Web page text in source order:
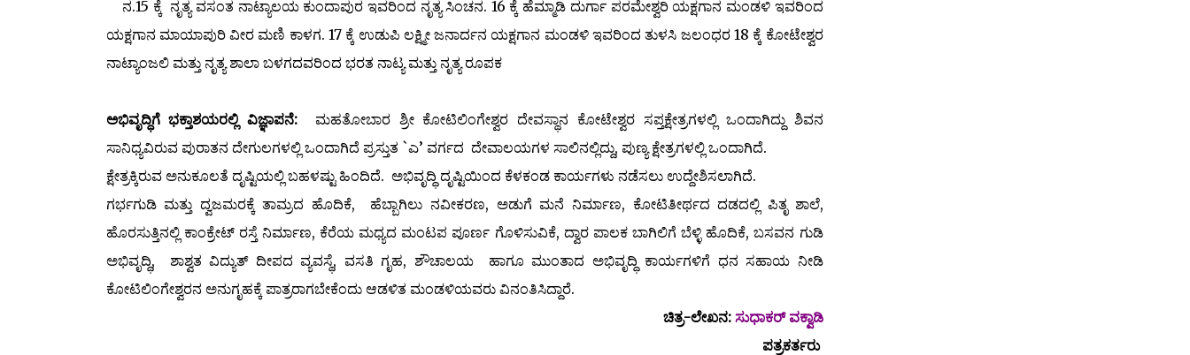
ನ.15 ಕ್ಕೆ ನೃತ್ಯ ವಸಂತ ನಾಟ್ಯಾಲಯ ಕುಂದಾಪುರ ಇವರಿಂದ ನೃತ್ಯ ಸಿಂಚನ. 16 ಕ್ಕೆ ಹೆಮ್ಮಾಡಿ ದುರ್ಗಾ ಪರಮೇಶ್ವರಿ ಯಕ್ಷಗಾನ ಮಂಡಳಿ ಇವರಿಂದ
ಯಕ್ಷಗಾನ ಮಾಯಾಪುರಿ ವೀರ ಮಣಿ ಕಾಳಗ. 17 ಕ್ಕೆ ಉಡುಪಿ ಲಕ್ಷ್ಮೀ ಜನಾರ್ದನ ಯಕ್ಷಗಾನ ಮಂಡಳಿ ಇವರಿಂದ ತುಳಸಿ ಜಲಂಧರ 18 ಕ್ಕೆ ಕೋಟೇಶ್ವರ
ನಾಟ್ಯಾಂಜಲಿ ಮತ್ತು ನೃತ್ಯ ಶಾಲಾ ಬಳಗದವರಿಂದ ಭರತ ನಾಟ್ಯ ಮತ್ತು ನೃತ್ಯ ರೂಪಕ
ಅಭಿವೃದ್ಧಿಗೆ ಭಕ್ತಾಶಯರಲ್ಲಿ ವಿಜ್ಞಾಪನೆ: ಮಹತೋಬಾರ ಶ್ರೀ ಕೋಟಿಲಿಂಗೇಶ್ವರ ದೇವಸ್ಥಾನ ಕೋಟೇಶ್ವರ ಸಪ್ತಕ್ಷೇತ್ರಗಳಲ್ಲಿ ಒಂದಾಗಿದ್ದು ಶಿವನ
ಸಾನಿಧ್ಯವಿರುವ ಪುರಾತನ ದೇಗುಲಗಳಲ್ಲಿ ಒಂದಾಗಿದೆ ಪ್ರಸ್ತುತ `ಎ’ ವರ್ಗದ ದೇವಾಲಯಗಳ ಸಾಲಿನಲ್ಲಿದ್ದು, ಪುಣ್ಯ ಕ್ಷೇತ್ರಗಳಲ್ಲಿ ಒಂದಾಗಿದೆ.
ಕ್ಷೇತ್ರಕ್ಕಿರುವ ಅನುಕೂಲತೆ ದೃಷ್ಟಿಯಲ್ಲಿ ಬಹಳಷ್ಟು ಹಿಂದಿದೆ. ಅಭಿವೃದ್ಧಿ ದೃಷ್ಟಿಯಿಂದ ಕೆಳಕಂಡ ಕಾರ್ಯಗಳು ನಡೆಸಲು ಉದ್ದೇಶಿಸಲಾಗಿದೆ.
ಗರ್ಭಗುಡಿ ಮತ್ತು ದ್ವಜಮರಕ್ಕೆ ತಾಮ್ರದ ಹೊದಿಕೆ, ಹೆಬ್ಬಾಗಿಲು ನವೀಕರಣ, ಅಡುಗೆ ಮನೆ ನಿರ್ಮಾಣ, ಕೋಟಿತೀರ್ಥದ ದಡದಲ್ಲಿ ಪಿತೃ ಶಾಲೆ,
ಹೊರಸುತ್ತಿನಲ್ಲಿ ಕಾಂಕ್ರೇಟ್ ರಸ್ತೆ ನಿರ್ಮಾಣ, ಕೆರೆಯ ಮಧ್ಯದ ಮಂಟಪ ಪೂರ್ಣ ಗೊಳಿಸುವಿಕೆ, ದ್ವಾರ ಪಾಲಕ ಬಾಗಿಲಿಗೆ ಬೆಳ್ಳಿ ಹೊದಿಕೆ, ಬಸವನ ಗುಡಿ
ಅಭಿವೃದ್ಧಿ, ಶಾಶ್ವತ ವಿದ್ಯುತ್ ದೀಪದ ವ್ಯವಸ್ಥೆ, ವಸತಿ ಗೃಹ, ಶೌಚಾಲಯ ಹಾಗೂ ಮುಂತಾದ ಅಭಿವೃದ್ಧಿ ಕಾರ್ಯಗಳಿಗೆ ಧನ ಸಹಾಯ ನೀಡಿ
ಕೋಟಿಲಿಂಗೇಶ್ವರನ ಅನುಗೃಹಕ್ಕೆ ಪಾತ್ರರಾಗಬೇಕೆಂದು ಆಡಳಿತ ಮಂಡಳಿಯವರು ವಿನಂತಿಸಿದ್ದಾರೆ.
ಚಿತ್ರ-ಲೇಖನ: ಸುಧಾಕರ್ ವಕ್ವಾಡಿ
ಪತ್ರಕರ್ತರು